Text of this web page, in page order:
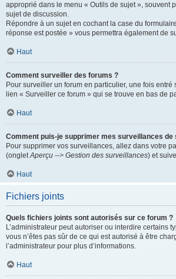
approprié dans le menu « Outils de sujet », souvent
sujet de discussion.
Répondre à un sujet en cochant la case du
réponse est postée » vous permettra également de
Haut
Comment surveiller des forums ?
Pour surveiller un forum en particulier, une fois entré
lien « Surveiller ce forum » qui se trouve en bas de
Haut
Comment puis-je supprimer mes surveillances de
Pour supprimer vos surveillances, allez dans votre
(ongletAperçu --> Gestion des surveillances) et
Haut
Fichiers joints
Quels fichiers joints sont autorisés sur ce forum ?
L’administrateur peut autoriser ou interdire certains
vous n’êtes pas sûr de ce qui est autorisé à être
l’administrateur pour plus d’informations.
Haut